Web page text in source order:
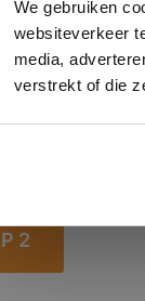
We gebruiken
websiteverkeer
media,
verstrekt of die